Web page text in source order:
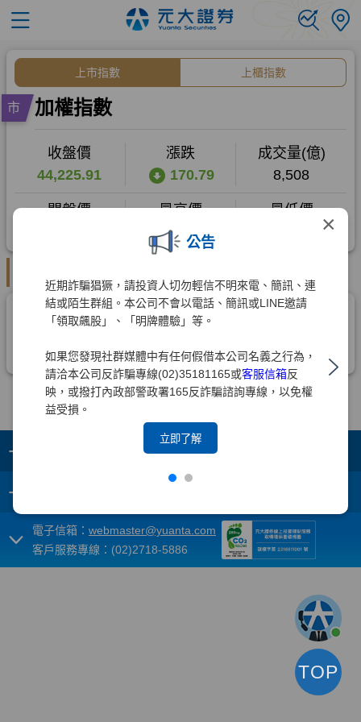
×
公告
近期詐騙猖獗，請投資人切勿輕信不明來電、簡訊、連
結或陌生群組。本公司不會以電話、簡訊或LINE邀請
「領取飆股」、「明牌體驗」等。
如果您發現社群媒體中有任何假借本公司名義之行為，
請洽本公司反詐騙專線(02)35181165或客服信箱反
映，或撥打內政部警政署165反詐騙諮詢專線，以免權
益受損。
立即了解
+
+
電子信箱： webmaster@yuanta.com
客戶服務專線：(02)2718-5886
TOP